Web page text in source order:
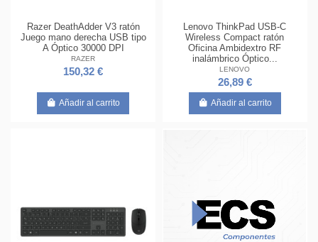
Razer DeathAdder V3 ratón
Juego mano derecha USB tipo
A Óptico 30000 DPI
RAZER
150,32 €
Añadir al carrito
Lenovo ThinkPad USB-C
Wireless Compact ratón
Oficina Ambidextro RF
inalámbrico Óptico...
LENOVO
26,89 €
Añadir al carrito